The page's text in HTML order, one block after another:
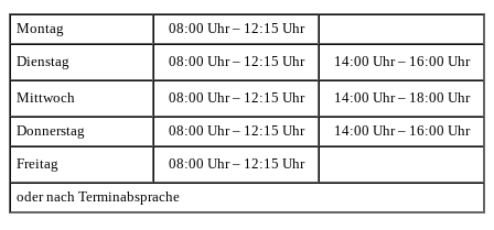
Montag 08:00 Uhr – 12:15 Uhr
Dienstag 08:00 Uhr – 12:15 Uhr 14:00 Uhr – 16:00 Uhr
Mittwoch 08:00 Uhr – 12:15 Uhr 14:00 Uhr – 18:00 Uhr
Donnerstag 08:00 Uhr – 12:15 Uhr 14:00 Uhr – 16:00 Uhr
Freitag 08:00 Uhr – 12:15 Uhr
oder nach Terminabsprache